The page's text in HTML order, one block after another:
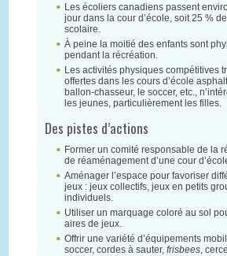
Les écoliers canadiens passent
jour dans la cour d’école, soit 25 %
scolaire.
À peine la moitié des enfants sont
pendant la récréation.
Les activités physiques compétitives
offertes dans les cours d’école
ballon-chasseur, le soccer, etc.,
les jeunes, particulièrement les filles.
Des pistes d’actions
Former un comité responsable de la
de réaménagement d’une cour
Aménager l’espace pour favoriser
jeux : jeux collectifs, jeux en petits
individuels.
Utiliser un marquage coloré au sol
aires de jeux.
Offrir une variété d’équipements
soccer, cordes à sauter, frisbees,